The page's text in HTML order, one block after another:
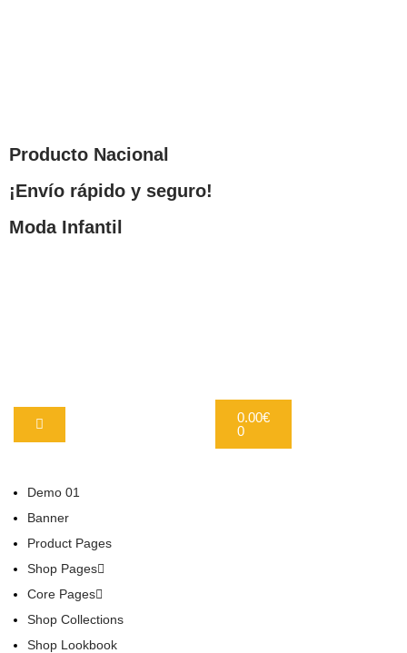
Producto Nacional
¡Envío rápido y seguro!
Moda Infantil
0.00€
0
Demo 01
Banner
Product Pages
Shop Pages
Core Pages
Shop Collections
Shop Lookbook